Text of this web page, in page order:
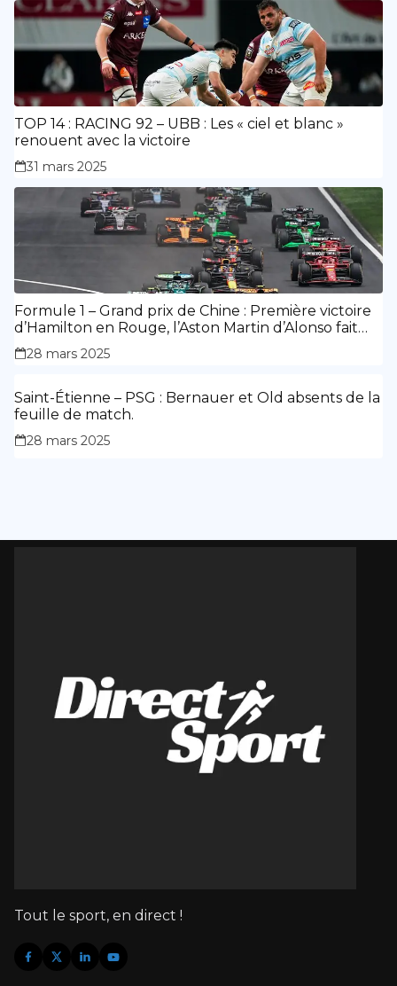
TOP 14 : RACING 92 – UBB : Les « ciel et blanc »
renouent avec la victoire
31 mars 2025
Formule 1 – Grand prix de Chine : Première victoire
d’Hamilton en Rouge, l’Aston Martin d’Alonso fait
des siennes.
28 mars 2025
Saint-Étienne – PSG : Bernauer et Old absents de la
feuille de match.
28 mars 2025
Tout le sport, en direct !